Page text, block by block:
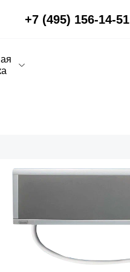
+7 (495) 156-14-51